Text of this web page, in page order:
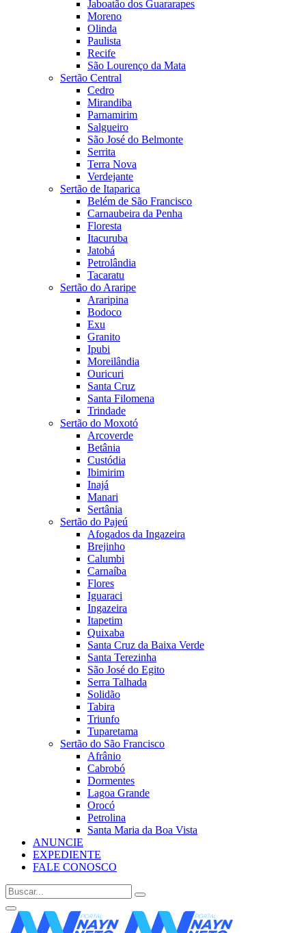
Jaboatão dos Guararapes
Moreno
Olinda
Paulista
Recife
São Lourenço da Mata
Sertão Central
Cedro
Mirandiba
Parnamirim
Salgueiro
São José do Belmonte
Serrita
Terra Nova
Verdejante
Sertão de Itaparica
Belém de São Francisco
Carnaubeira da Penha
Floresta
Itacuruba
Jatobá
Petrolândia
Tacaratu
Sertão do Araripe
Araripina
Bodoco
Exu
Granito
Ipubi
Moreilândia
Ouricuri
Santa Cruz
Santa Filomena
Trindade
Sertão do Moxotó
Arcoverde
Betânia
Custódia
Ibimirim
Inajá
Manari
Sertânia
Sertão do Pajeú
Afogados da Ingazeira
Brejinho
Calumbi
Carnaíba
Flores
Iguaraci
Ingazeira
Itapetim
Quixaba
Santa Cruz da Baixa Verde
Santa Terezinha
São José do Egito
Serra Talhada
Solidão
Tabira
Triunfo
Tuparetama
Sertão do São Francisco
Afrânio
Cabrobó
Dormentes
Lagoa Grande
Orocó
Petrolina
Santa Maria da Boa Vista
ANUNCIE
EXPEDIENTE
FALE CONOSCO